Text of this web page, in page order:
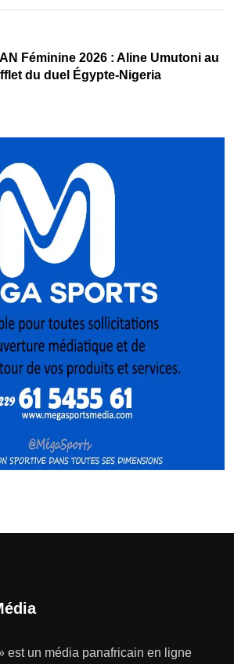
Féminine 2026 : Aline Umutoni au
du duel Égypte-Nigeria
est un média panafricain en ligne